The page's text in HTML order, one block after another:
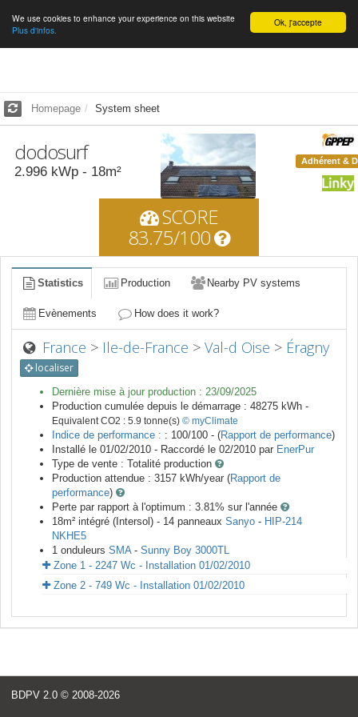
English Ok, j'accepte
We use cookies to enhance your experience on this website
Plus d'infos.
Homepage System sheet
dodosurf
2.996 kWp - 18m²
Adhérent &
SCORE
83.75/100
Statistics Production Nearby PV systems
Evènements How does it work?
France > Ile-de-France >Val-d Oise > Éragny
localiser
Dernière mise à jour production : 23/09/2025
Production cumulée depuis le démarrage : 48275 kWh -
Equivalent CO2 : 5.9 tonne(s) © myClimate
Indice de performance : : 100/100 - (Rapport de performance)
Installé le 01/02/2010 - Raccordé le 02/2010 par EnerPur
Type de vente : Totalité production
Production attendue : 3157 kWh/year (Rapport de
performance)
Perte par rapport à l'optimum : 3.81% sur l'année
18m² intégré (Intersol) - 14 panneaux Sanyo - HIP-214
NKHE5
1 onduleurs SMA- Sunny Boy 3000TL
Zone 1 - 2247 Wc - Installation 01/02/2010
Zone 2 - 749 Wc - Installation 01/02/2010
BDPV 2.0 © 2008-2026